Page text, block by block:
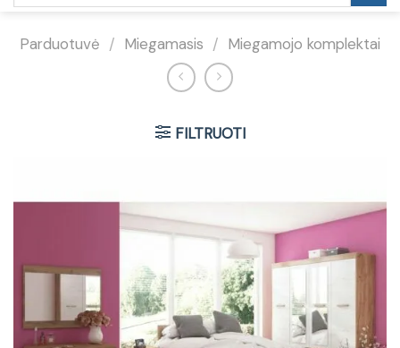
Parduotuvė / Miegamasis / Miegamojo komplektai
FILTRUOTI